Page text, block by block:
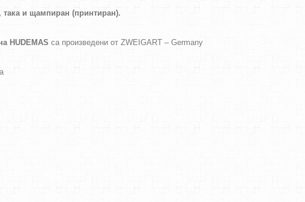
така и щампиран (принтиран).
HUDEMAS са произведени от ZWEIGART – Germany